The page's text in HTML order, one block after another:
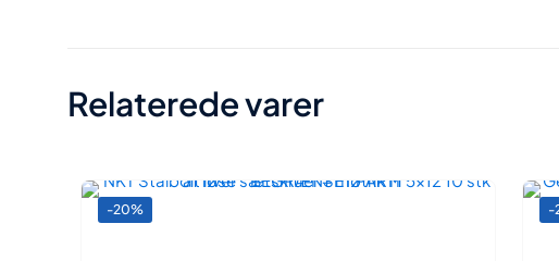
Relaterede varer
-20% -